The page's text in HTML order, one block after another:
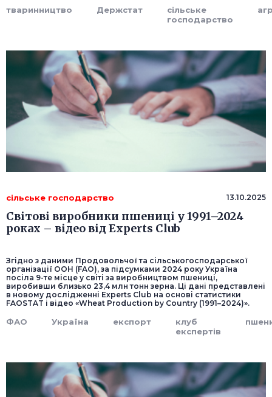
тваринництво Держстат
сільське
господарство
сільське господарство 13.10.2025
Світові виробники пшениці у 1991–2024
роках – відео від Experts Club
Згідно з даними Продовольчої та сільськогосподарської
організації ООН (FAO), за підсумками 2024 року Україна
посіла 9-те місце у світі за виробництвом пшениці,
виробивши близько 23,4 млн тонн зерна. Ці дані представлені
в новому дослідженні Experts Club на основі статистики
FAOSTAT і відео «Wheat Production by Country (1991–2024)».
ФАО Україна експорт
клуб
експертів